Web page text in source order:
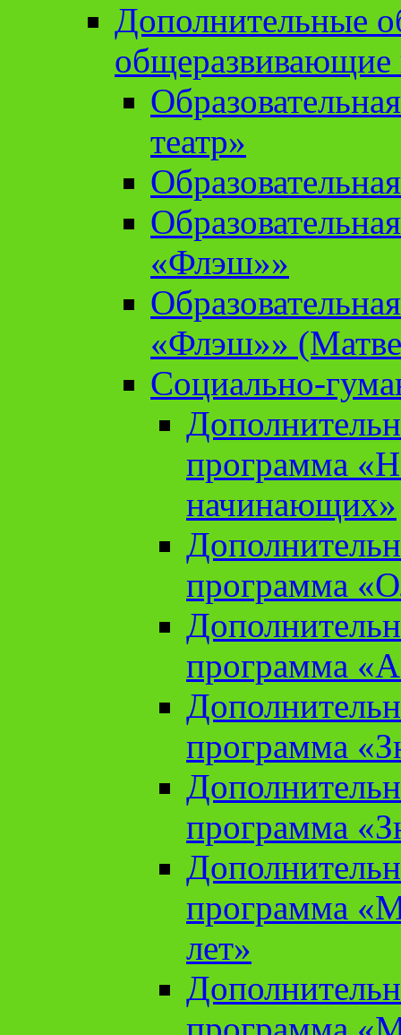
Дополнительные
театр»
«Флэш»»
«Флэш»»
Социально-
программа
начинающих»
программа
программа
программа
программа
программа
лет»